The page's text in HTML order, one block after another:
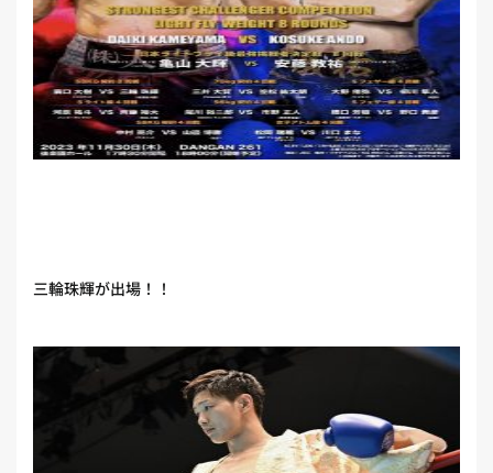
三輪珠輝が出場！！